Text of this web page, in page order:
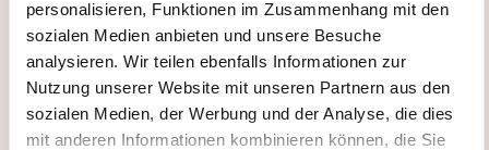
personalisieren, Funktionen im Zusammenhang mit den
sozialen Medien anbieten und unsere Besuche
analysieren. Wir teilen ebenfalls Informationen zur
Nutzung unserer Website mit unseren Partnern aus den
sozialen Medien, der Werbung und der Analyse, die dies
mit anderen Informationen kombinieren können, die Sie